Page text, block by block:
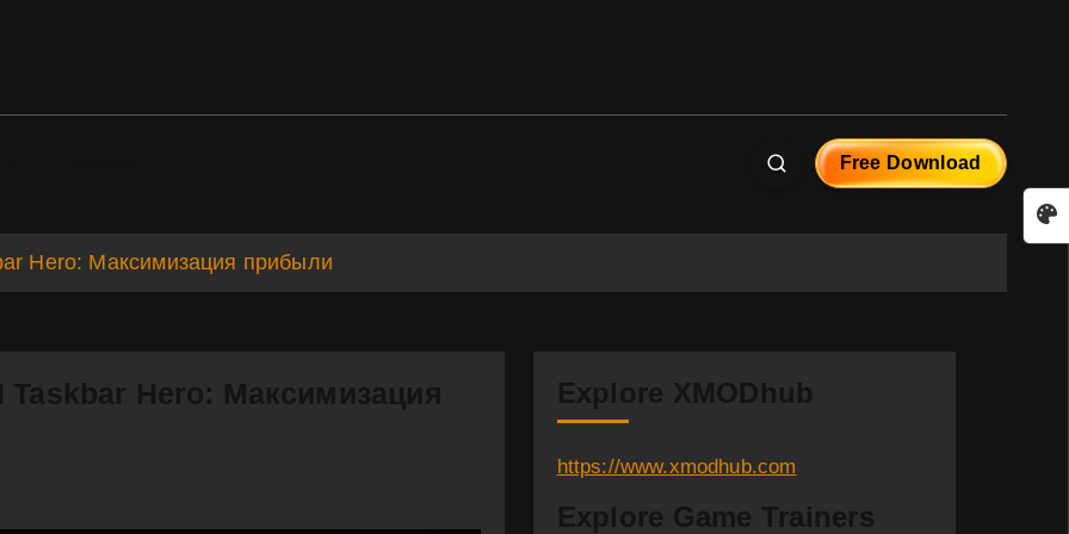
Free Download
Hero: Максимизация прибыли
Hero: Максимизация
Explore XMODhub
https://www.xmodhub.com
Explore Game Trainers